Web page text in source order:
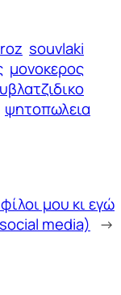
roz souvlaki
μονοκερος
ψητοπωλεια
μου κι εγώ
media) →